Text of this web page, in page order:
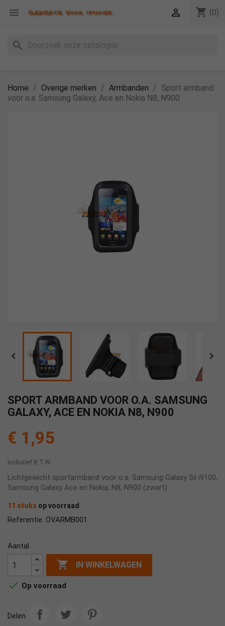
 shopping_cart (0)

search
Home Overige merken Armbanden
Sport armband
voor o.a. Samsung Galaxy, Ace en Nokia N8, N900
 
SPORT ARMBAND VOOR O.A. SAMSUNG
GALAXY, ACE EN NOKIA N8, N900
€ 1,95
Inclusief B.T.W.
Lichtgewicht sportarmband voor o.a. Samsung Galaxy Sii i9100,
Samsung Galaxy Ace en Nokia, N8, N900 (zwart)
11 stuks op voorraad
Referentie: OVARMB001
Aantal
 IN WINKELWAGEN
 Op voorraad
Delen